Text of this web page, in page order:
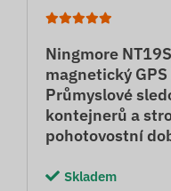
Ningmore
magnetický
Průmyslové
kontejnerů a
pohotovostní
Skladem